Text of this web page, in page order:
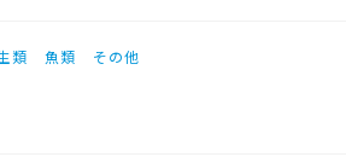
類 魚類 その他